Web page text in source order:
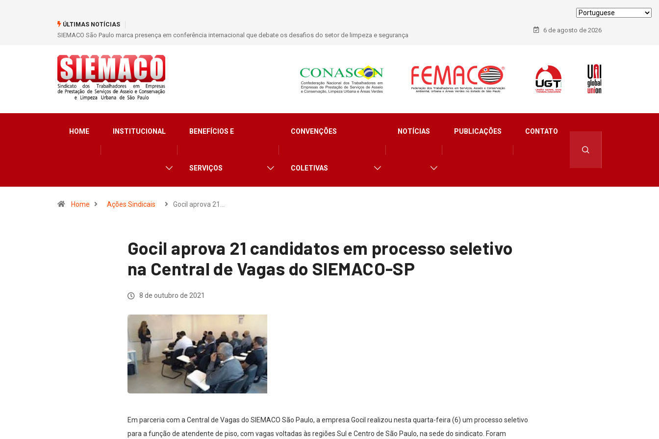
ÚLTIMAS NOTÍCIAS
SIEMACO São Paulo marca presença em conferência internacional que debate os desafios do setor de limpeza e segurança
6 de agosto de 2026
HOME INSTITUCIONAL BENEFÍCIOS E
SERVIÇOS
CONVENÇÕES
COLETIVAS
NOTÍCIAS PUBLICAÇÕES CONTATO
Home Ações Sindicais Gocil aprova 21…
Gocil aprova 21 candidatos em processo seletivo
na Central de Vagas do SIEMACO-SP
8 de outubro de 2021
Em parceria com a Central de Vagas do SIEMACO São Paulo, a empresa Gocil realizou nesta quarta-feira (6) um processo seletivo
para a função de atendente de piso, com vagas voltadas às regiões Sul e Centro de São Paulo, na sede do sindicato. Foram